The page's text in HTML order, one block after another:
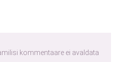
kommentaare ei avaldata